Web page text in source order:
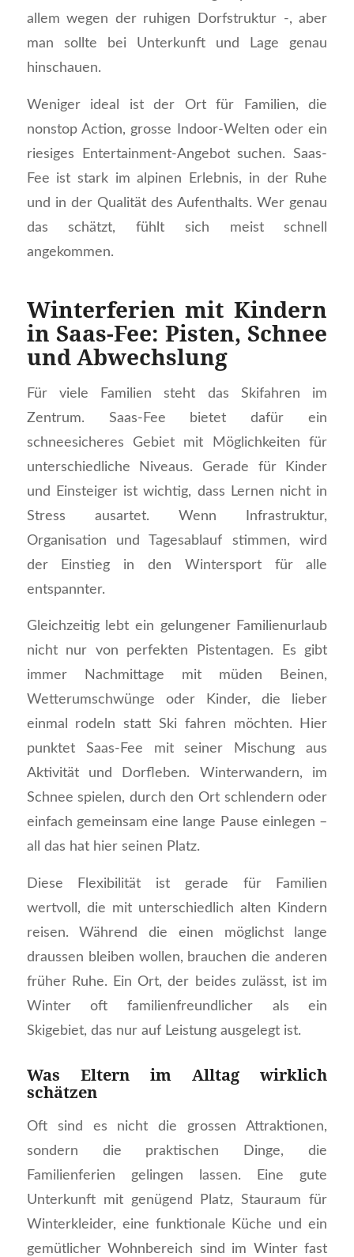
allem wegen der ruhigen Dorfstruktur -, aber
man sollte bei Unterkunft und Lage genau
hinschauen.
Weniger ideal ist der Ort für Familien, die
nonstop Action, grosse Indoor-Welten oder ein
riesiges Entertainment-Angebot suchen. Saas-
Fee ist stark im alpinen Erlebnis, in der Ruhe
und in der Qualität des Aufenthalts. Wer genau
das schätzt, fühlt sich meist schnell
angekommen.
Winterferien mit Kindern
in Saas-Fee: Pisten, Schnee
und Abwechslung
Für viele Familien steht das Skifahren im
Zentrum. Saas-Fee bietet dafür ein
schneesicheres Gebiet mit Möglichkeiten für
unterschiedliche Niveaus. Gerade für Kinder
und Einsteiger ist wichtig, dass Lernen nicht in
Stress ausartet. Wenn Infrastruktur,
Organisation und Tagesablauf stimmen, wird
der Einstieg in den Wintersport für alle
entspannter.
Gleichzeitig lebt ein gelungener Familienurlaub
nicht nur von perfekten Pistentagen. Es gibt
immer Nachmittage mit müden Beinen,
Wetterumschwünge oder Kinder, die lieber
einmal rodeln statt Ski fahren möchten. Hier
punktet Saas-Fee mit seiner Mischung aus
Aktivität und Dorfleben. Winterwandern, im
Schnee spielen, durch den Ort schlendern oder
einfach gemeinsam eine lange Pause einlegen –
all das hat hier seinen Platz.
Diese Flexibilität ist gerade für Familien
wertvoll, die mit unterschiedlich alten Kindern
reisen. Während die einen möglichst lange
draussen bleiben wollen, brauchen die anderen
früher Ruhe. Ein Ort, der beides zulässt, ist im
Winter oft familienfreundlicher als ein
Skigebiet, das nur auf Leistung ausgelegt ist.
Was Eltern im Alltag wirklich
schätzen
Oft sind es nicht die grossen Attraktionen,
sondern die praktischen Dinge, die
Familienferien gelingen lassen. Eine gute
Unterkunft mit genügend Platz, Stauraum für
Winterkleider, eine funktionale Küche und ein
gemütlicher Wohnbereich sind im Winter fast